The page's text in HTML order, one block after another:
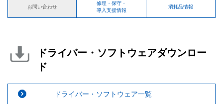
お問い合わせ
修理・保守・
導入支援情報
消耗品情報
ドライバー・ソフトウェアダウンロー
ド
ドライバー・ソフトウェア一覧